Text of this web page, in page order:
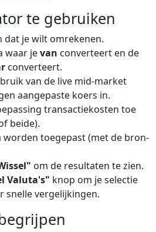
te gebruiken
dat je wilt omrekenen.
waar jevan converteert en de
converteert.
van de live mid-market
aangepaste koers in.
transactiekosten toe
beide).
worden toegepast (met de bron-
om de resultaten te zien.
Valuta's" knop om je selectie
snelle vergelijkingen.